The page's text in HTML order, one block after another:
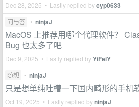
Dec 28, 2025 • Lastly replied bycyp0633
问与答 • ninjaJ
MacOS 上推荐用哪个代理软件？
Bug 也太多了吧
Dec 9, 2025 • Lastly replied byYiFeiY
随想 • ninjaJ
只是想单纯吐槽一下国内畸形的手机
Oct 19, 2025 • Lastly replied byninjaJ